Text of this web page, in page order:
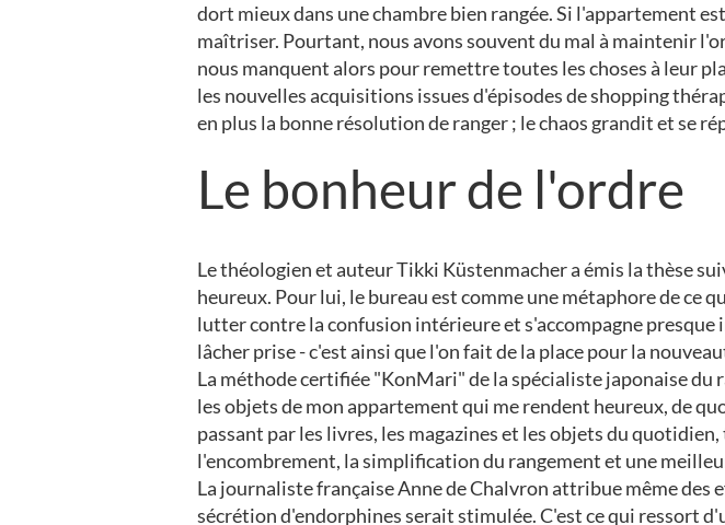
dort mieux dans une chambre bien rangée. Si l'appartement
maîtriser. Pourtant, nous avons souvent du mal à maintenir
nous manquent alors pour remettre toutes les choses à leur
les nouvelles acquisitions issues d'épisodes de shopping
en plus la bonne résolution de ranger ; le chaos grandit et se
Le bonheur de l'ordre
Le théologien et auteur Tikki Küstenmacher a émis la thèse
heureux. Pour lui, le bureau est comme une métaphore de ce
lutter contre la confusion intérieure et s'accompagne
lâcher prise - c'est ainsi que l'on fait de la place pour la
La méthode certifiée "KonMari" de la spécialiste japonaise
les objets de mon appartement qui me rendent heureux, de
passant par les livres, les magazines et les objets du
l'encombrement, la simplification du rangement et une
La journaliste française Anne de Chalvron attribue même
sécrétion d'endorphines serait stimulée. C'est ce qui ressort